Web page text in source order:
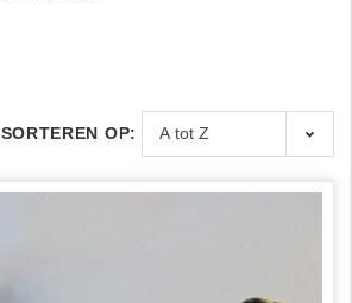
SORTEREN OP: